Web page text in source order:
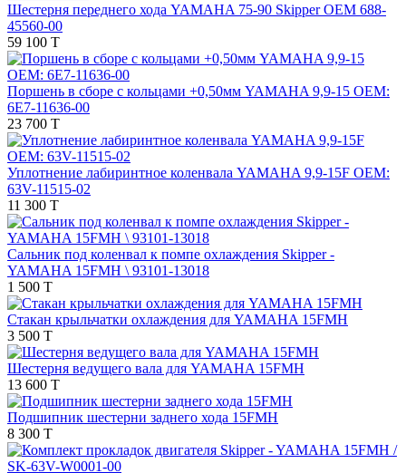
Шестерня переднего хода YAMAHA 75-90 Skipper OEM 688-
45560-00
59 100 T
Поршень в сборе с кольцами +0,50мм YAMAHA 9,9-15 OEM:
6E7-11636-00
23 700 T
Уплотнение лабиринтное коленвала YAMAHA 9,9-15F OEM:
63V-11515-02
11 300 T
Сальник под коленвал к помпе охлаждения Skipper -
YAMAHA 15FMH \ 93101-13018
1 500 T
Стакан крыльчатки охлаждения для YAMAHA 15FMH
3 500 T
Шестерня ведущего вала для YAMAHA 15FMH
13 600 T
Подшипник шестерни заднего хода 15FMH
8 300 T